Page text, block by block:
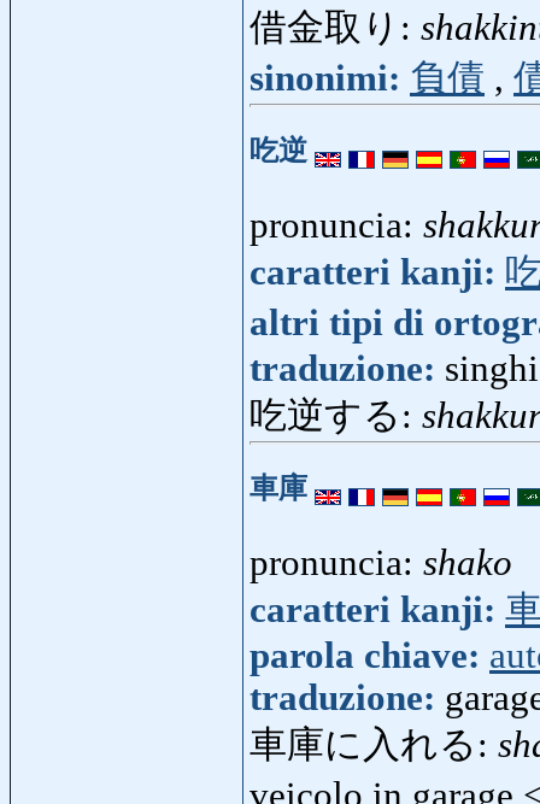
借金取り:
sinonimi: 負債 ,
吃逆
pronuncia:
caratteri kanji:
altri tipi di
traduzione:
吃逆する:
車庫
pronuncia: shako
caratteri kanji:
parola chiave:
traduzione:
車庫に入れる:
veicolo in garage